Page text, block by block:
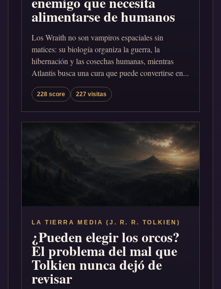
alimentarse de humanos
Los Wraith no son vampiros espaciales sin
matices: su biología organiza la guerra, la
hibernación y las cosechas humanas, mientras
Atlantis busca una cura que puede convertirse en...
228 score 227 visitas
LA TIERRA MEDIA (J. R. R. TOLKIEN)
¿Pueden elegir los orcos?
El problema del mal que
Tolkien nunca dejó de
revisar